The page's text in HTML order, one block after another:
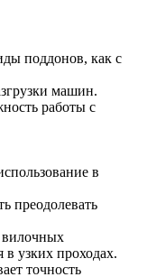
поддонов, как с
машин.
работы с
в
преодолевать
вилочных
в узких проходах.
точность